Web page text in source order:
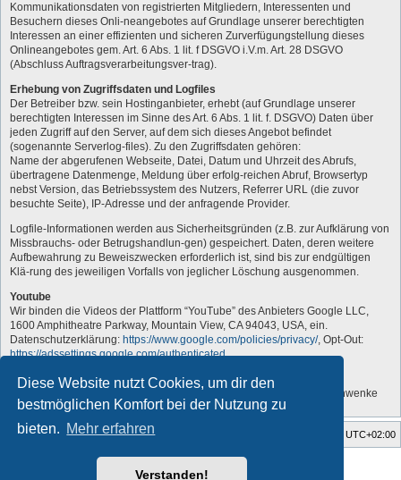
Diese Website nutzt Cookies, um dir den
bestmöglichen Komfort bei der Nutzung zu
bieten. Mehr erfahren
Verstanden!
Kommunikationsdaten von registrierten Mitgliedern, Interessenten und
Besuchern dieses Onli-neangebotes auf Grundlage unserer berechtigten
Interessen an einer effizienten und sicheren Zurverfügungstellung dieses
Onlineangebotes gem. Art. 6 Abs. 1 lit. f DSGVO i.V.m. Art. 28 DSGVO
(Abschluss Auftragsverarbeitungsver-trag).
Erhebung von Zugriffsdaten und Logfiles
Der Betreiber bzw. sein Hostinganbieter, erhebt (auf Grundlage unserer
berechtigten Interessen im Sinne des Art. 6 Abs. 1 lit. f. DSGVO) Daten über
jeden Zugriff auf den Server, auf dem sich dieses Angebot befindet
(sogenannte Serverlog-files). Zu den Zugriffsdaten gehören:
Name der abgerufenen Webseite, Datei, Datum und Uhrzeit des Abrufs,
übertragene Datenmenge, Meldung über erfolg-reichen Abruf, Browsertyp
nebst Version, das Betriebssystem des Nutzers, Referrer URL (die zuvor
besuchte Seite), IP-Adresse und der anfragende Provider.
Logfile-Informationen werden aus Sicherheitsgründen (z.B. zur Aufklärung von
Missbrauchs- oder Betrugshandlun-gen) gespeichert. Daten, deren weitere
Aufbewahrung zu Beweiszwecken erforderlich ist, sind bis zur endgültigen
Klä-rung des jeweiligen Vorfalls von jeglicher Löschung ausgenommen.
Youtube
Wir binden die Videos der Plattform “YouTube” des Anbieters Google LLC,
1600 Amphitheatre Parkway, Mountain View, CA 94043, USA, ein.
Datenschutzerklärung: https://www.google.com/policies/privacy/, Opt-Out:
https://adssettings.google.com/authenticated.
„Vom Administrator angepasst“
Quelle: Erstellt mit Datenschutz-Generator.de von RA Dr. Thomas Schwenke
Foren-Übersicht UTC+02:00
forum tricolor tv
Powered byphpBB® Forum Software © phpBB Limited